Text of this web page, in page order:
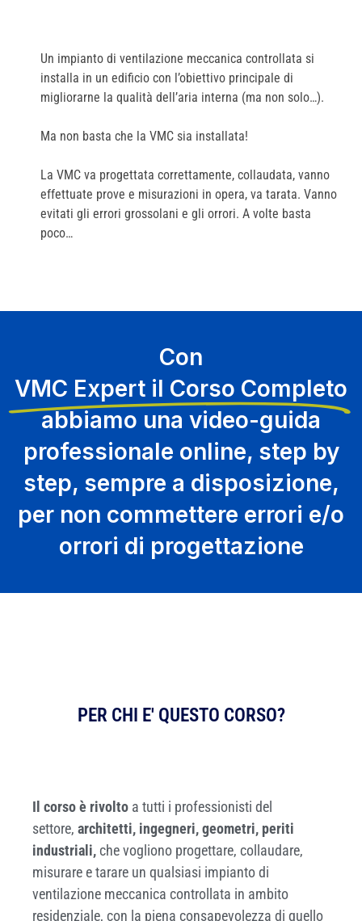
Un impianto di ventilazione meccanica controllata si
installa in un edificio con l’obiettivo principale di
migliorarne la qualità dell’aria interna (ma non solo…).
Ma non basta che la VMC sia installata!
La VMC va progettata correttamente, collaudata, vanno
effettuate prove e misurazioni in opera, va tarata. Vanno
evitati gli errori grossolani e gli orrori. A volte basta
poco…
Con
VMC Expert il Corso Completo
abbiamo una video-guida
professionale online, step by
step, sempre a disposizione,
per non commettere errori e/o
orrori di progettazione
PER CHI E' QUESTO CORSO?
Il corso è rivolto a tutti i professionisti del
settore, architetti, ingegneri, geometri, periti
industriali, che vogliono progettare, collaudare,
misurare e tarare un qualsiasi impianto di
ventilazione meccanica controllata in ambito
residenziale, con la piena consapevolezza di quello